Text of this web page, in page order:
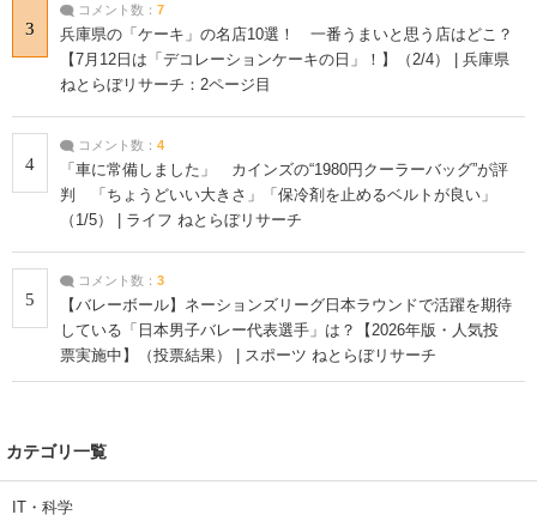
3
コメント数： 7
兵庫県の「ケーキ」の名店10選！ 一番うまいと思う店はどこ？
【7月12日は「デコレーションケーキの日」！】（2/4） | 兵庫県
ねとらぼリサーチ：2ページ目
4
コメント数： 4
「車に常備しました」 カインズの“1980円クーラーバッグ”が評
判 「ちょうどいい大きさ」「保冷剤を止めるベルトが良い」
（1/5） | ライフ ねとらぼリサーチ
5
コメント数： 3
【バレーボール】ネーションズリーグ日本ラウンドで活躍を期待
している「日本男子バレー代表選手」は？【2026年版・人気投
票実施中】（投票結果） | スポーツ ねとらぼリサーチ
カテゴリ一覧
IT・科学